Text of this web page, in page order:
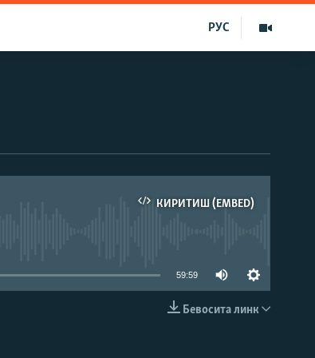
РУС
КИРИТИШ (EMBED)
59:59
Бевосита линк